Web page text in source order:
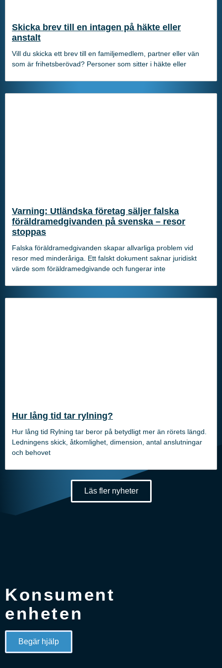
Skicka brev till en intagen på häkte eller
anstalt
Vill du skicka ett brev till en familjemedlem, partner eller vän
som är frihetsberövad? Personer som sitter i häkte eller
Varning: Utländska företag säljer falska
föräldramedgivanden på svenska – resor
stoppas
Falska föräldramedgivanden skapar allvarliga problem vid
resor med minderåriga. Ett falskt dokument saknar juridiskt
värde som föräldramedgivande och fungerar inte
Hur lång tid tar rylning?
Hur lång tid Rylning tar beror på betydligt mer än rörets längd.
Ledningens skick, åtkomlighet, dimension, antal anslutningar
och behovet
Läs fler nyheter
Konsument
enheten
Begär hjälp